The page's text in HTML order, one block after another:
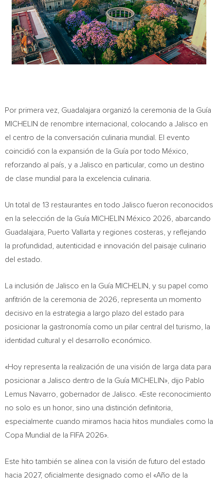
Por primera vez, Guadalajara organizó la ceremonia de la Guía
MICHELIN de renombre internacional, colocando a Jalisco en
el centro de la conversación culinaria mundial. El evento
coincidió con la expansión de la Guía por todo México,
reforzando al país, y a Jalisco en particular, como un destino
de clase mundial para la excelencia culinaria.
Un total de 13 restaurantes en todo Jalisco fueron reconocidos
en la selección de la Guía MICHELIN México 2026, abarcando
Guadalajara, Puerto Vallarta y regiones costeras, y reflejando
la profundidad, autenticidad e innovación del paisaje culinario
del estado.
La inclusión de Jalisco en la Guía MICHELIN, y su papel como
anfitrión de la ceremonia de 2026, representa un momento
decisivo en la estrategia a largo plazo del estado para
posicionar la gastronomía como un pilar central del turismo, la
identidad cultural y el desarrollo económico.
«Hoy representa la realización de una visión de larga data para
posicionar a Jalisco dentro de la Guía MICHELIN», dijo Pablo
Lemus Navarro, gobernador de Jalisco. «Este reconocimiento
no solo es un honor, sino una distinción definitoria,
especialmente cuando miramos hacia hitos mundiales como la
Copa Mundial de la FIFA 2026».
Este hito también se alinea con la visión de futuro del estado
hacia 2027, oficialmente designado como el «Año de la